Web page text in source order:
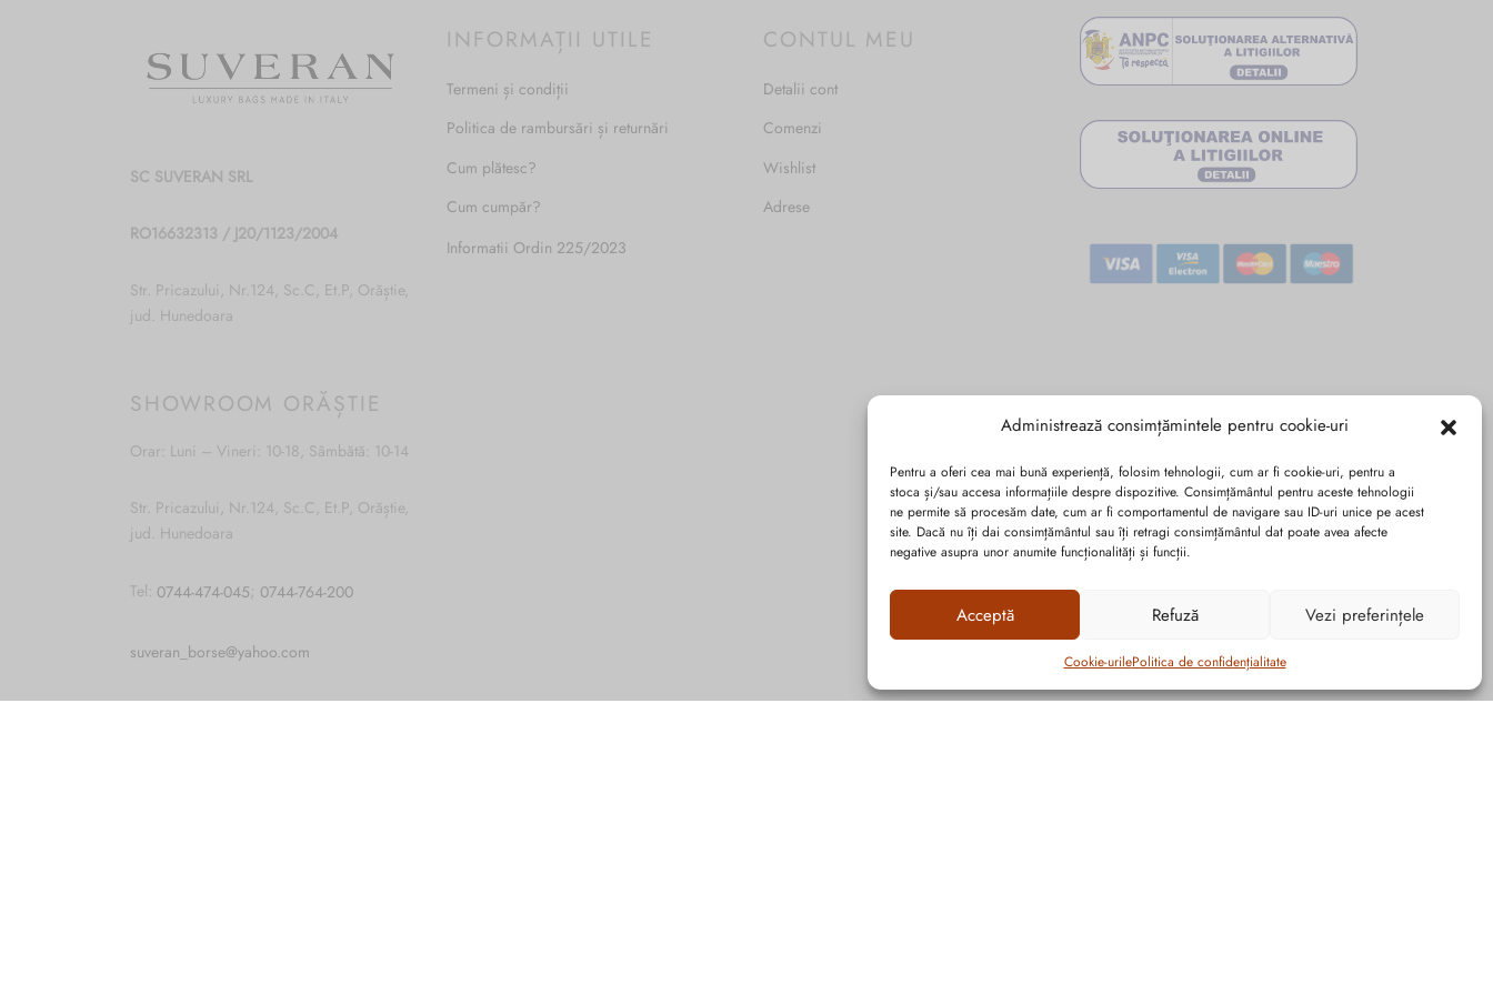
Administrează consimțămintele pentru cookie-uri
Pentru a oferi cea mai bună experiență, folosim tehnologii, cum ar fi cookie-uri, pentru a
stoca și/sau accesa informațiile despre dispozitive. Consimțământul pentru aceste tehnologii
ne permite să procesăm date, cum ar fi comportamentul de navigare sau ID-uri unice pe acest
site. Dacă nu îți dai consimțământul sau îți retragi consimțământul dat poate avea afecte
negative asupra unor anumite funcționalități și funcții.
Acceptă Refuză Vezi preferințele
Cookie-urilePolitica de confidențialitate
SC SUVERAN SRL
RO16632313 / J20/1123/2004
Str. Pricazului, Nr.124, Sc.C, Et.P, Orăștie,
jud. Hunedoara
SHOWROOM ORĂȘTIE
Orar: Luni – Vineri: 10-18, Sâmbătă: 10-14
Str. Pricazului, Nr.124, Sc.C, Et.P, Orăștie,
jud. Hunedoara
Tel: 0744-474-045; 0744-764-200
suveran_borse@yahoo.com
INFORMAȚII UTILE
Termeni și condiții
Politica de rambursări și returnări
Cum plătesc?
Cum cumpăr?
Informatii Ordin 225/2023
CONTUL MEU
Detalii cont
Comenzi
Wishlist
Adrese
Cum vă putem ajuta?